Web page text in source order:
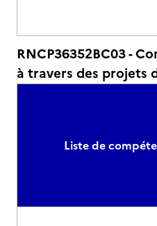
RNCP36352BC03 -
à travers des projets
Liste de